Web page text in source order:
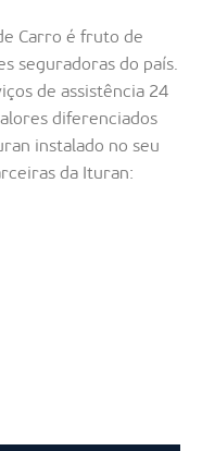
Carro é fruto de
seguradoras do país.
de assistência 24
diferenciados
instalado no seu
da Ituran: